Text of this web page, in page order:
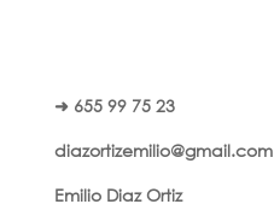
➜ 655 99 75 23
diazortizemilio@gmail.com
Emilio Diaz Ortiz